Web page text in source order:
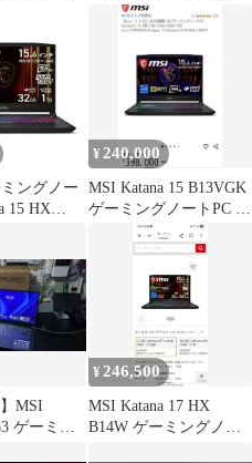
ングノー
15 HX
¥ 240,000
MSI Katana 15 B13VGK
ゲーミングノートPC 本
MSI
ゲーミン
¥246,500
MSI Katana 17 HX
B14W ゲーミングノー